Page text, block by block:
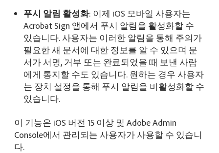
푸시 알림 활성화: 이제 iOS 모바일 사용자는
Acrobat Sign 앱에서 푸시 알림을 활성화할 수
있습니다. 사용자는 이러한 알림을 통해 주의가
필요한 새 문서에 대한 정보를 알 수 있으며 문
서가 서명, 거부 또는 완료되었을 때 보낸 사람
에게 통지할 수도 있습니다. 원하는 경우 사용자
는 장치 설정을 통해 푸시 알림을 비활성화할 수
있습니다.
이 기능은 iOS 버전 15 이상 및 Adobe Admin
Console에서 관리되는 사용자가 사용할 수 있습니
다.